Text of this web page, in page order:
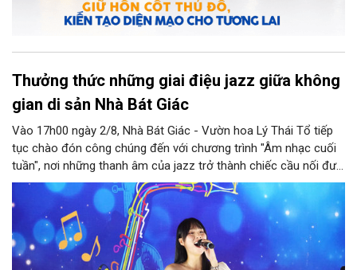
Thưởng thức những giai điệu jazz giữa không
gian di sản Nhà Bát Giác
Vào 17h00 ngày 2/8, Nhà Bát Giác - Vườn hoa Lý Thái Tổ tiếp
tục chào đón công chúng đến với chương trình "Âm nhạc cuối
tuần", nơi những thanh âm của jazz trở thành chiếc cầu nối đưa
nhiều nền văn hóa gặp gỡ trong không gian di sản giữa lòng Thủ
đô. Từ những tác phẩm kinh điển của thế giới đến những giai
điệu Việt Nam đậm chất tự sự, chương trình mở ra một hành
trình thưởng thức âm nhạc đa tầng cảm xúc, góp phần bồi đắp
diện mạo văn hóa của Hà Nội - Thành phố sáng tạo.